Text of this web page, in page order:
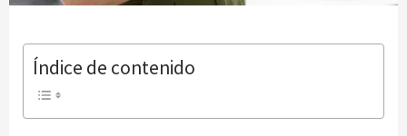
Índice de contenido